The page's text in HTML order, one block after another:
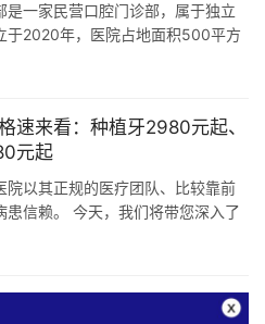
一家民营口腔门诊部，属于独立
于2020年，医院占地面积500平方
速来看：种植牙2980元起、
元起
以其正规的医疗团队、比较靠前
信赖。 今天，我们将带您深入了